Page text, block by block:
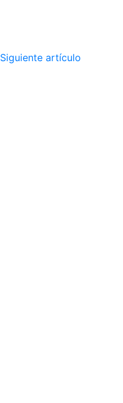
Siguiente artículo